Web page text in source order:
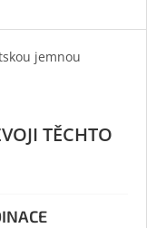
jemnou